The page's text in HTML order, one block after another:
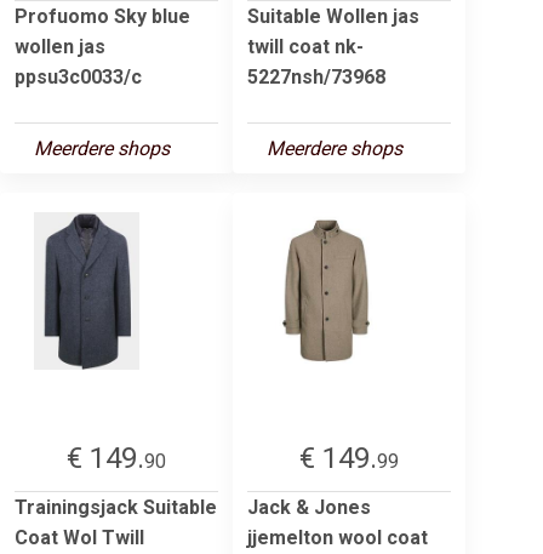
Profuomo Sky blue
wollen jas
ppsu3c0033/c
Meerdere shops
Suitable Wollen jas
twill coat nk-
5227nsh/73968
Meerdere shops
€ 149.90
Trainingsjack Suitable
Coat Wol Twill
€ 149.99
Jack & Jones
jjemelton wool coat